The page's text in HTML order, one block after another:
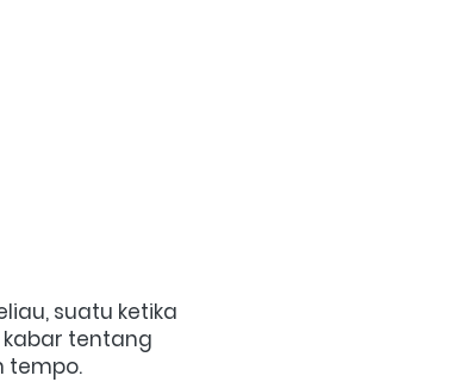
suatu ketika
tentang
tempo.